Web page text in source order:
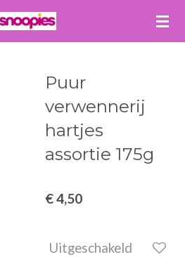
Puur
verwennerij
hartjes
assortie 175g
€ 4,50
Uitgeschakeld